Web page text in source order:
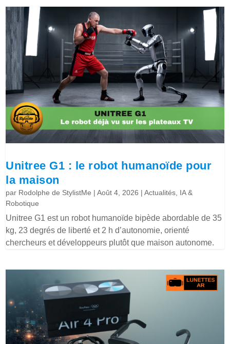
Unitree G1 : le robot humanoïde pour
la maison
par Rodolphe de StylistMe |Août 4, 2026 |Actualités IA &
Robotique
Unitree G1 est un robot humanoïde bipède abordable de 35
kg, 23 degrés de liberté et 2 h d’autonomie, orienté
chercheurs et développeurs plutôt que maison autonome.